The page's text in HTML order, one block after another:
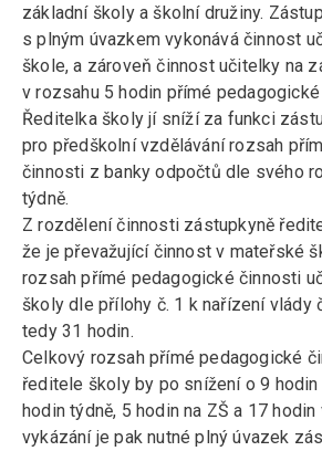
základní školy a školní družiny.
s plným úvazkem vykonává činnost
škole, a zároveň činnost učitelky na
v rozsahu 5 hodin přímé
Ředitelka školy jí sníží za funkci
pro předškolní vzdělávání rozsah
činnosti z banky odpočtů dle svého
týdně.
Z rozdělení činnosti zástupkyně
že je převažující činnost v mateřské
rozsah přímé pedagogické činnosti
školy dle přílohy č. 1 k nařízení vlády
tedy 31 hodin.
Celkový rozsah přímé pedagogické
ředitele školy by po snížení o 9
hodin týdně, 5 hodin na ZŠ a 17
vykázání je pak nutné plný úvazek